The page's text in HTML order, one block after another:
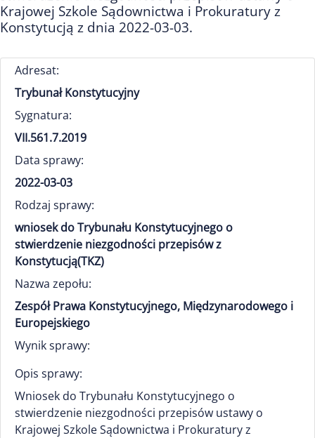
Krajowej Szkole Sądownictwa i Prokuratury z
Konstytucją z dnia 2022-03-03.
Adresat:
Trybunał Konstytucyjny
Sygnatura:
VII.561.7.2019
Data sprawy:
2022-03-03
Rodzaj sprawy:
wniosek do Trybunału Konstytucyjnego o
stwierdzenie niezgodności przepisów z
Konstytucją(TKZ)
Nazwa zepołu:
Zespół Prawa Konstytucyjnego, Międzynarodowego i
Europejskiego
Wynik sprawy:
Opis sprawy:
Wniosek do Trybunału Konstytucyjnego o
stwierdzenie niezgodności przepisów ustawy o
Krajowej Szkole Sądownictwa i Prokuratury z